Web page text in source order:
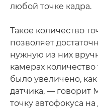
любой точке кадра.
Такое количество
позволяет
нужную из них
камерах
было увеличено,
датчика, — говорит
точку автофокуса